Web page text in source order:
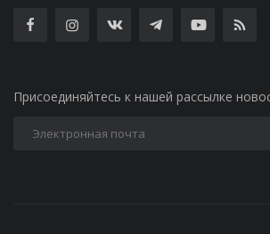
Присоединяйтесь к нашей рассылке